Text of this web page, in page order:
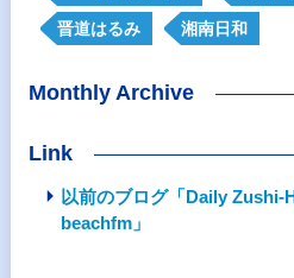
晋道はるみ 湘南日和
Monthly Archive
Link
以前のブログ「Daily Zushi-
beachfm」